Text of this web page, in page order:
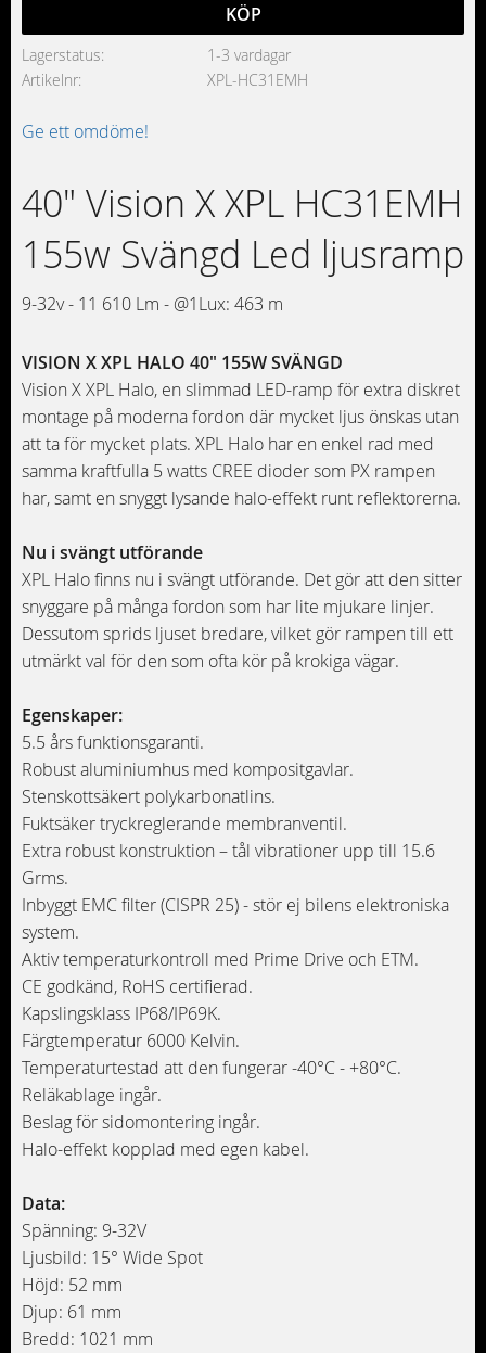
KÖP
Lagerstatus
1-3 vardagar
Artikelnr
XPL-HC31EMH
Ge ett omdöme!
40" Vision X XPL HC31EMH
155w Svängd Led ljusramp
9-32v - 11 610 Lm - @1Lux: 463 m
VISION X XPL HALO 40" 155W SVÄNGD
Vision X XPL Halo, en slimmad LED-ramp för extra diskret
montage på moderna fordon där mycket ljus önskas utan
att ta för mycket plats. XPL Halo har en enkel rad med
samma kraftfulla 5 watts CREE dioder som PX rampen
har, samt en snyggt lysande halo-effekt runt reflektorerna.
Nu i svängt utförande
XPL Halo finns nu i svängt utförande. Det gör att den sitter
snyggare på många fordon som har lite mjukare linjer.
Dessutom sprids ljuset bredare, vilket gör rampen till ett
utmärkt val för den som ofta kör på krokiga vägar.
Egenskaper:
5.5 års funktionsgaranti.
Robust aluminiumhus med kompositgavlar.
Stenskottsäkert polykarbonatlins.
Fuktsäker tryckreglerande membranventil.
Extra robust konstruktion – tål vibrationer upp till 15.6
Grms.
Inbyggt EMC filter (CISPR 25) - stör ej bilens elektroniska
system.
Aktiv temperaturkontroll med Prime Drive och ETM.
CE godkänd, RoHS certifierad.
Kapslingsklass IP68/IP69K.
Färgtemperatur 6000 Kelvin.
Temperaturtestad att den fungerar -40°C - +80°C.
Reläkablage ingår.
Beslag för sidomontering ingår.
Halo-effekt kopplad med egen kabel.
Data:
Spänning: 9-32V
Ljusbild: 15° Wide Spot
Höjd: 52 mm
Djup: 61 mm
Bredd: 1021 mm